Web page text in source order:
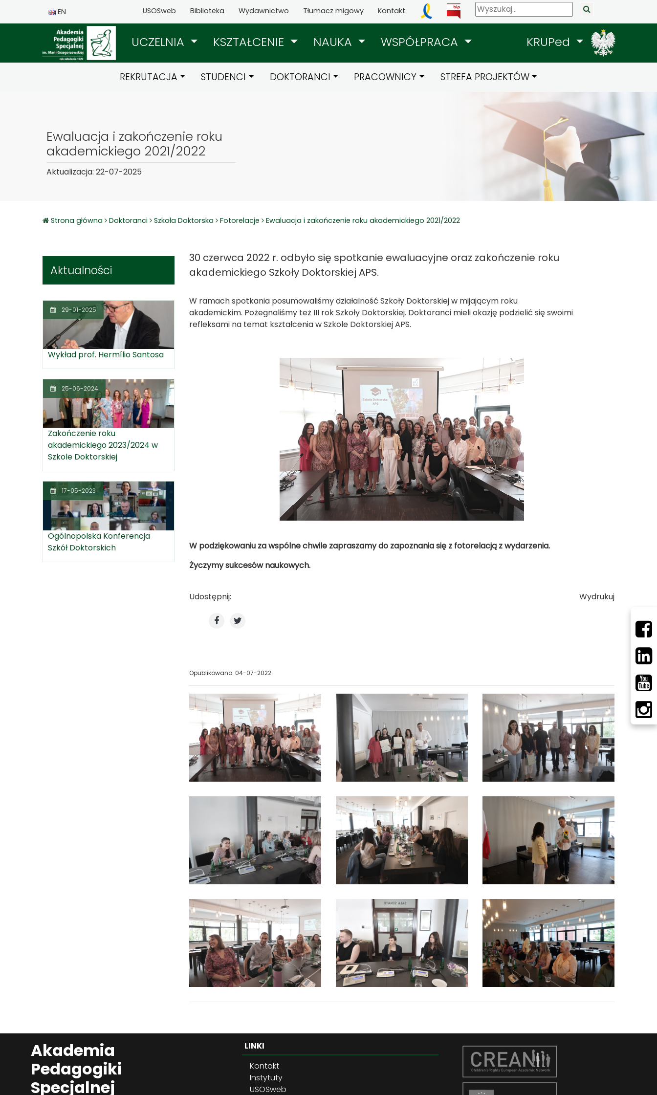
EN USOSweb Biblioteka Wydawnictwo Tłumacz migowy Kontakt
UCZELNIA KSZTAŁCENIE NAUKA WSPÓŁPRACA KRUPed
REKRUTACJA STUDENCI DOKTORANCI PRACOWNICY STREFA PROJEKTÓW
Ewaluacja i zakończenie roku
akademickiego 2021/2022
Aktualizacja: 22-07-2025
Strona główna Doktoranci Szkoła Doktorska Fotorelacje Ewaluacja i zakończenie roku akademickiego 2021/2022
Aktualności
29-01-2025
Wykład prof. Hermílio Santosa
25-06-2024
Zakończenie roku
akademickiego 2023/2024 w
Szkole Doktorskiej
17-05-2023
Ogólnopolska Konferencja
Szkół Doktorskich
30 czerwca 2022 r. odbyło się spotkanie ewaluacyjne oraz zakończenie roku
akademickiego Szkoły Doktorskiej APS.
W ramach spotkania posumowaliśmy działalność Szkoły Doktorskiej w mijającym roku
akademickim. Pożegnaliśmy też III rok Szkoły Doktorskiej. Doktoranci mieli okazję podzielić się swoimi
refleksami na temat kształcenia w Szkole Doktorskiej APS.
W podziękowaniu za wspólne chwile zapraszamy do zapoznania się z fotorelacją z wydarzenia.
Życzymy sukcesów naukowych.
Udostępnij: Wydrukuj
Opublikowano: 04-07-2022
Akademia
Pedagogiki
Specjalnej
LINKI
Kontakt
Instytuty
USOSweb